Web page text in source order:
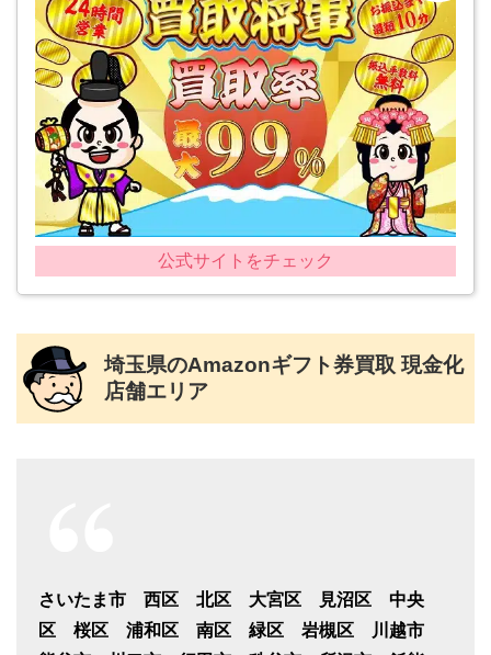
公式サイトをチェック
埼玉県のAmazonギフト券買取 現金化
店舗エリア
さいたま市 西区 北区 大宮区 見沼区 中央
区 桜区 浦和区 南区 緑区 岩槻区 川越市